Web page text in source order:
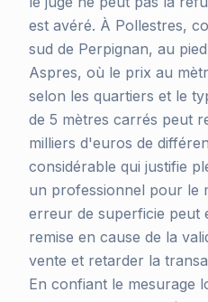
est avéré. À Pollestres,
sud de Perpignan, au
Aspres, où le prix au
selon les quartiers et le
de 5 mètres carrés peut
milliers d'euros de
considérable qui justifie
un professionnel pour le
erreur de superficie peut
remise en cause de la
vente et retarder la
En confiant le mesurage